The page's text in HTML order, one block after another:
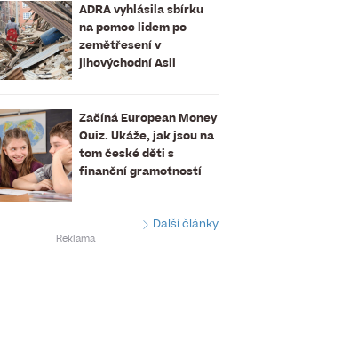
ADRA vyhlásila sbírku
na pomoc lidem po
zemětřesení v
jihovýchodní Asii
Začíná European Money
Quiz. Ukáže, jak jsou na
tom české děti s
finanční gramotností
Další články